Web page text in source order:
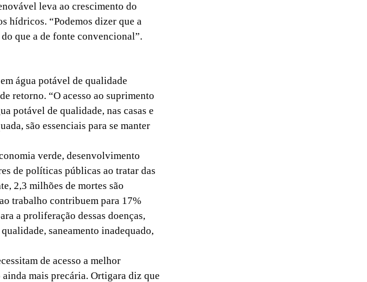
leva ao crescimento do
hídricos. “Podemos dizer que a
que a de fonte convencional”.
água potável de qualidade
retorno. “O acesso ao suprimento
potável de qualidade, nas casas e
são essenciais para se manter
verde, desenvolvimento
de políticas públicas ao tratar das
2,3 milhões de mortes são
trabalho contribuem para 17%
a proliferação dessas doenças,
saneamento inadequado,
de acesso a melhor
ainda mais precária. Ortigara diz que